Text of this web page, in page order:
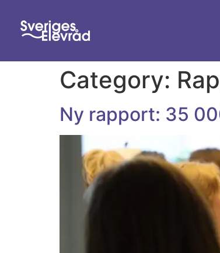
Category:
Ny rapport: 35